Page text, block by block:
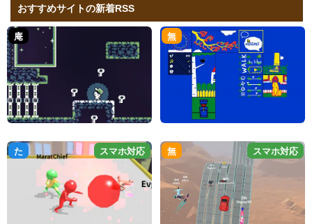
おすすめサイトの新着RSS
庵 無
た スマホ対応 無 スマホ対応